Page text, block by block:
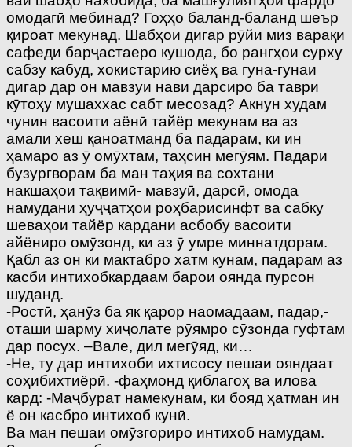
омодагӣ мебинад? Гоҳҳо баланд-баланд шеър
қироат мекунад. Шабҳои дигар рӯйи миз варақи
сафеди барҷастаеро кушода, бо рангҳои сурху
сабзу кабуд, хокистарию сиёҳ ва гуна-гунаи
дигар дар он мавзуи нави дарсиро ба таври
кӯтоҳу мушаххас сабт месозад? Акнун худам
чунин васоити аёнӣ тайёр мекунам ва аз
амали хеш қаноатманд ба падарам, ки ин
ҳамаро аз ӯ омӯхтам, таҳсин мегӯям. Падари
бузургворам ба ман таҳия ва сохтани
накшаҳои тақвимӣ- мавзуӣ, дарсӣ, омода
намудани ҳуҷҷатҳои роҳбарисинфт ва сабку
шеваҳои тайёр кардани асбобу васоити
айёниро омӯзонд, ки аз ӯ умре миннатдорам.
Қабл аз он ки мактабро хатм кунам, падарам аз
касби интихобкардаам барои оянда пурсон
шуданд.
-Ростӣ, ҳанӯз ба як қарор наомадаам, падар,-
оташи шарму хиҷолате рӯямро сӯзонда гуфтам
дар посух. –Вале, дил мегӯяд, ки…
-Не, ту дар интихоби ихтисосу пешаи ояндаат
соҳибихтиёрӣ. -фаҳмонд қиблагоҳ ва илова
кард: -Маҷбурат намекунам, ки бояд ҳатман ин
ё он касбро интихоб кунӣ.
Ва ман пешаи омӯзгориро интихоб намудам.